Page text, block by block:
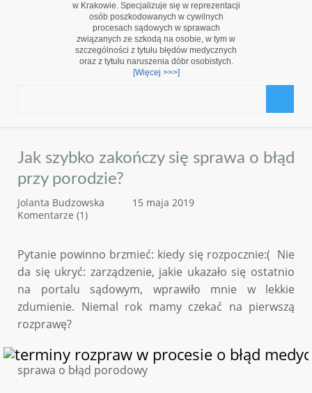
w Krakowie. Specjalizuje się w reprezentacji
osób poszkodowanych w cywilnych
procesach sądowych w sprawach
związanych ze szkodą na osobie, w tym w
szczególności z tytułu błędów medycznych
oraz z tytułu naruszenia dóbr osobistych.
[Więcej >>>]
Jak szybko zakończy się sprawa o błąd
przy porodzie?
Jolanta Budzowska
15 maja 2019
Komentarze (1)
Pytanie powinno brzmieć: kiedy się rozpocznie:( Nie
da się ukryć: zarządzenie, jakie ukazało się ostatnio
na portalu sądowym, wprawiło mnie w lekkie
zdumienie. Niemal rok mamy czekać na pierwszą
rozprawę?
sprawa o błąd porodowy